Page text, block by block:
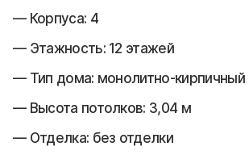
Корпуса: 4
Этажность: 12 этажей
Тип дома: монолитно-кирпичный
Высота потолков: 3,04 м
Отделка: без отделки